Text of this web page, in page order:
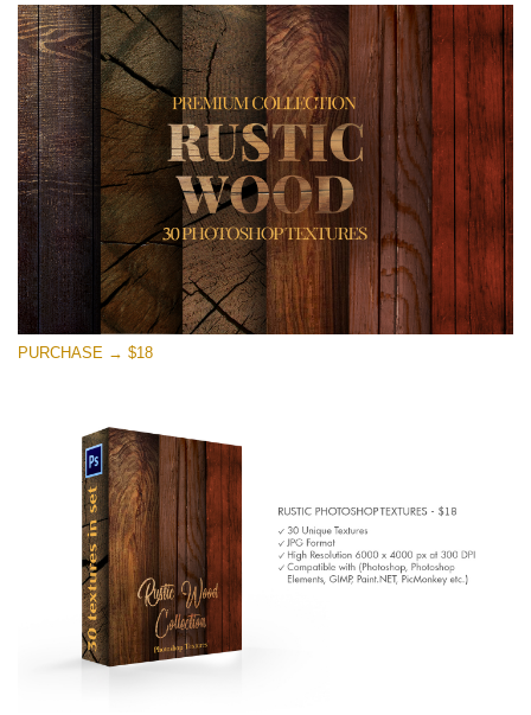
Small 800*533px
Rustic Wood
(30 Textures)
Large 6000*4000px
Entire Collection
(1783 Overlays)
Large 6000*4000px
무료 다운로드
PURCHASE → $18